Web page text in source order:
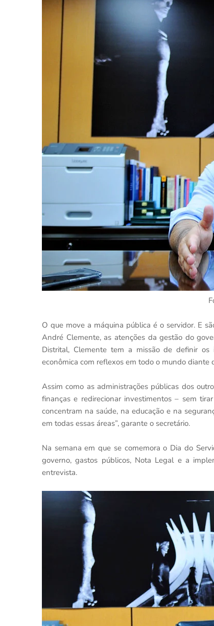
O que move a máquina pública é o servidor. E
André Clemente, as atenções da gestão do
Distrital, Clemente tem a missão de definir
econômica com reflexos em todo o mundo diante
Assim como as administrações públicas dos
finanças e redirecionar investimentos – sem
concentram na saúde, na educação e na
em todas essas áreas”, garante o secretário.
Na semana em que se comemora o Dia do
governo, gastos públicos, Nota Legal e a
entrevista.